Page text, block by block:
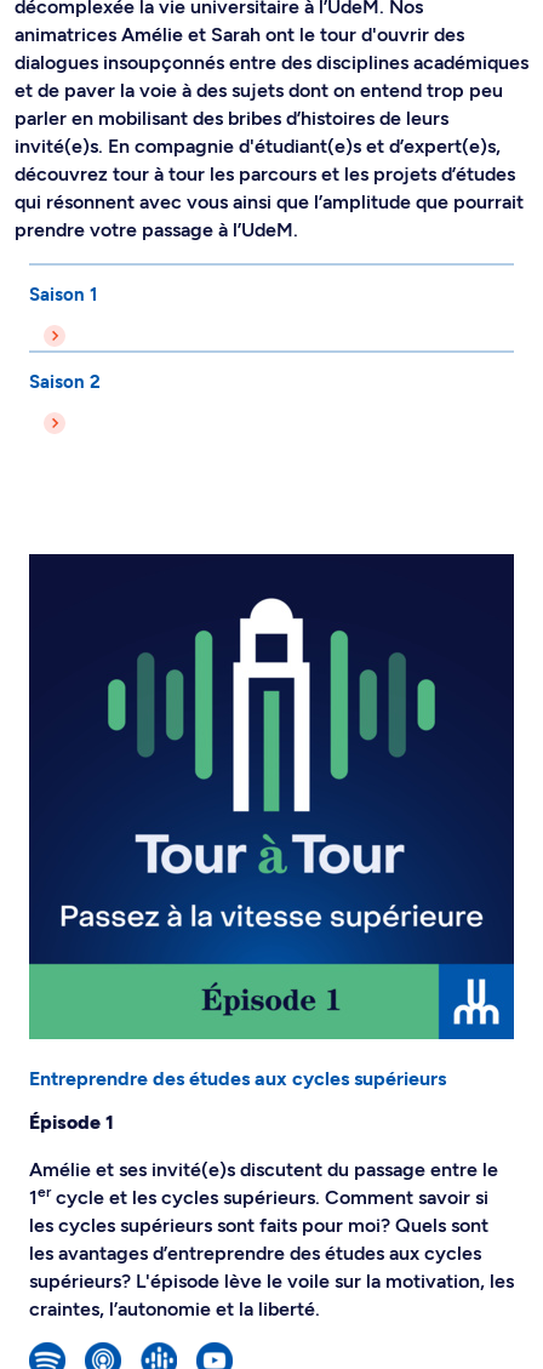
décomplexée la vie universitaire à l’UdeM. Nos
animatrices Amélie et Sarah ont le tour d'ouvrir des
dialogues insoupçonnés entre des disciplines académiques
et de paver la voie à des sujets dont on entend trop peu
parler en mobilisant des bribes d’histoires de leurs
invité(e)s. En compagnie d'étudiant(e)s et d’expert(e)s,
découvrez tour à tour les parcours et les projets d’études
qui résonnent avec vous ainsi que l’amplitude que pourrait
prendre votre passage à l’UdeM.
Saison 1
Saison 2
Entreprendre des études aux cycles supérieurs
Épisode 1
Amélie et ses invité(e)s discutent du passage entre le
1ercycle et les cycles supérieurs. Comment savoir si
les cycles supérieurs sont faits pour moi? Quels sont
les avantages d’entreprendre des études aux cycles
supérieurs? L'épisode lève le voile sur la motivation, les
craintes, l’autonomie et la liberté.